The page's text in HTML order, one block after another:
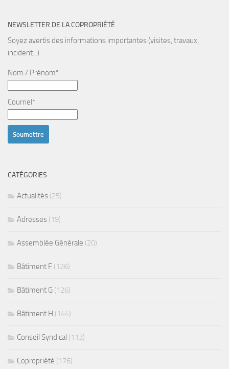
NEWSLETTER DE LA COPROPRIÉTÉ
Soyez avertis des informations importantes (visites, travaux,
incident...)
Nom / Prénom*
Courriel*
CATÉGORIES
Actualités (25)
Adresses (19)
Assemblée Générale (20)
Bâtiment F (126)
Bâtiment G (126)
Bâtiment H (144)
Conseil Syndical (113)
Copropriété (176)